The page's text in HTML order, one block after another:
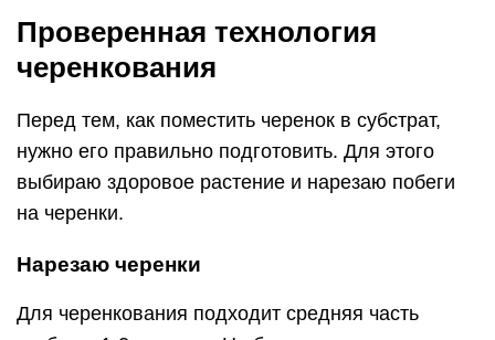
Проверенная технология
черенкования
Перед тем, как поместить черенок в субстрат,
нужно его правильно подготовить. Для этого
выбираю здоровое растение и нарезаю побеги
на черенки.
Нарезаю черенки
Для черенкования подходит средняя часть